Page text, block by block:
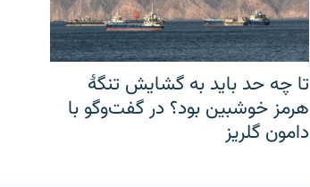
تا چه حد باید به گشایش تنگهٔ
هرمز خوشبین بود؟ در گفت‌وگو با
دامون گلریز